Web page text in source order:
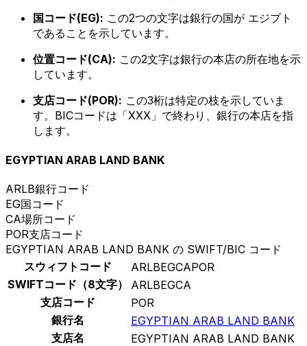
国コード(EG): この2つの文字は銀行の国が エジプト
であることを示しています。
位置コード(CA): この2文字は銀行の本店の所在地を示
しています。
支店コード(POR): この3桁は特定の枝を示していま
す。BICコードは「XXX」で終わり、銀行の本店を指
します。
EGYPTIAN ARAB LAND BANK
ARLB銀行コード
EG国コード
CA場所コード
POR支店コード
EGYPTIAN ARAB LAND BANK の SWIFT/BIC コード
スウィフトコード
ARLBEGCAPOR
SWIFTコード（8文字）
ARLBEGCA
支店コード
POR
銀行名
EGYPTIAN ARAB LAND BANK
支店名
EGYPTIAN ARAB LAND BANK